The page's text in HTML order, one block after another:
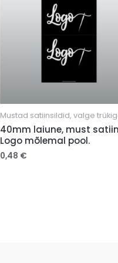
Mustad satiinsildid, valge
40mm laiune, must
Logo mõlemal pool.
0,48 €